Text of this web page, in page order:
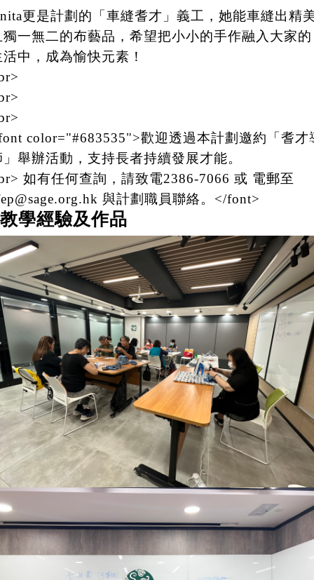
更是計劃的「車縫耆才」義工，她能車縫出精
獨一無二的布藝品，希望把小小的手作融入大家的
活中，成為愉快元素！
color="#683535">歡迎透過本計劃邀約「耆才
」舉辦活動，支持長者持續發展才能。
如有任何查詢，請致電2386-7066 或 電郵至
與計劃職員聯絡。</font>
教學經驗及作品